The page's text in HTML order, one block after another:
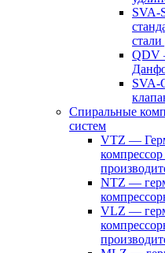
SVA-
QDV
SVA-
Спиральные
систем
VTZ —
NTZ —
VLZ —